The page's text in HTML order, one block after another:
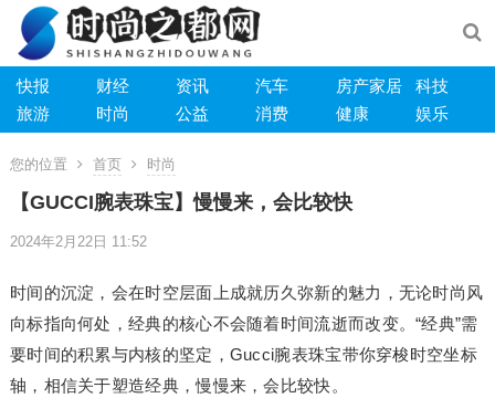
快报 财经 资讯 汽车 房产家居
科技
旅游
时尚 公益 消费 健康 娱乐
您的位置 首页 时尚
【GUCCI腕表珠宝】慢慢来，会比较快
2024年2月22日 11:52
时间的沉淀，会在时空层面上成就历久弥新的魅力，无论时尚风
向标指向何处，经典的核心不会随着时间流逝而改变。“经典”需
要时间的积累与内核的坚定，Gucci腕表珠宝带你穿梭时空坐标
轴，相信关于塑造经典，慢慢来，会比较快。